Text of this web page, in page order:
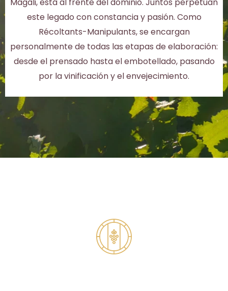
este legado con constancia y pasión. Como
Récoltants-Manipulants, se encargan
personalmente de todas las etapas de elaboración:
desde el prensado hasta el embotellado, pasando
por la vinificación y el envejecimiento.